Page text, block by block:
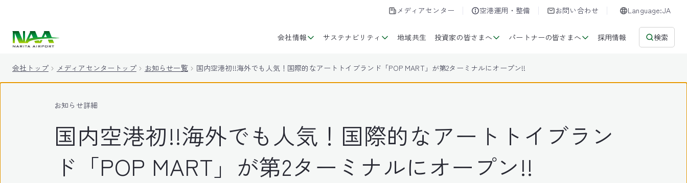
メディアセンター 空港運用・整備 お問い合わせ Language:JA
会社情報 サステナビリティ 地域共生 投資家の皆さまへ パートナーの皆さまへ 採用情報 検索
会社トップ メディアセンタートップ お知らせ一覧 国内空港初!!海外でも人気！国際的なアートトイブランド「POP MART」が第2ターミナルにオープン!!
お知らせ詳細
国内空港初!!海外でも人気！国際的なアートトイブラン
ド「POP MART」が第2ターミナルにオープン!!